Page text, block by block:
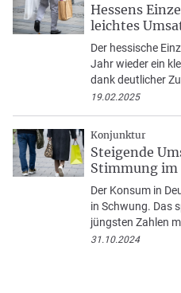
Hessens
leichtes
Der hessische
Jahr wieder ein
dank deutlicher
19.02.2025
Konjunktur
Steigende
Stimmung im
Der Konsum in
in Schwung. Das
jüngsten Zahlen
31.10.2024